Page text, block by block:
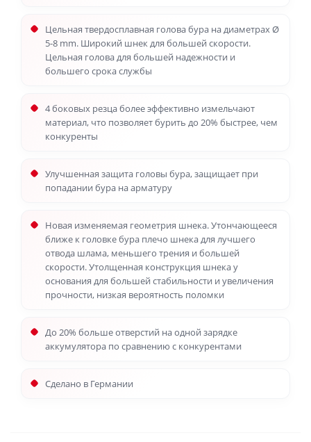
Цельная твердосплавная голова бура на диаметрах Ø
5-8 mm. Широкий шнек для большей скорости.
Цельная голова для большей надежности и
большего срока службы
4 боковых резца более эффективно измельчают
материал, что позволяет бурить до 20% быстрее, чем
конкуренты
Улучшенная защита головы бура, защищает при
попадании бура на арматуру
Новая изменяемая геометрия шнека. Утончающееся
ближе к головке бура плечо шнека для лучшего
отвода шлама, меньшего трения и большей
скорости. Утолщенная конструкция шнека у
основания для большей стабильности и увеличения
прочности, низкая вероятность поломки
До 20% больше отверстий на одной зарядке
аккумулятора по сравнению с конкурентами
Сделано в Германии